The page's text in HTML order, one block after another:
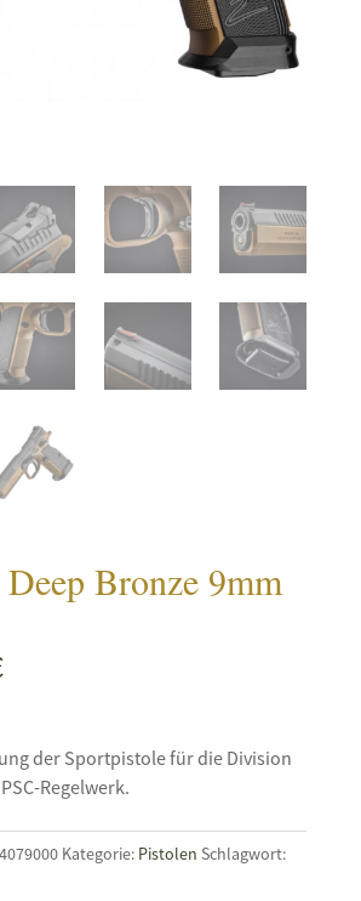
Bronze 9mm
der Sportpistole für die Division
Regelwerk.
Kategorie: Pistolen Schlagwort: